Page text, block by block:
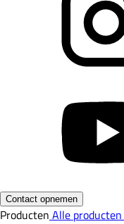
Contact opnemen
Producten Alle producten